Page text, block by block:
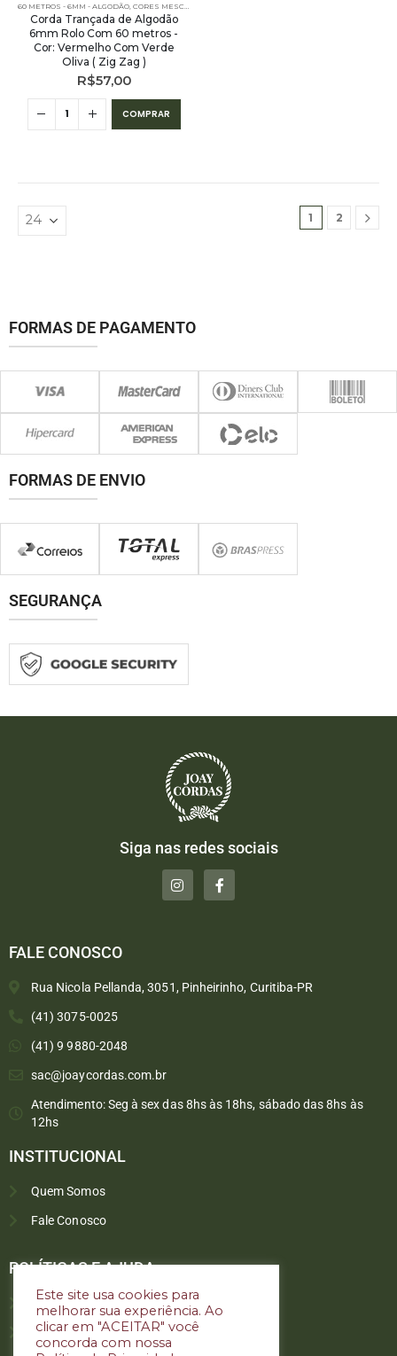
60 METROS - 6MM - ALGODÃO CORES MESCLADAS - 60 METROS - 6MM - ALGODÃO
Corda Trançada de Algodão
6mm Rolo Com 60 metros -
Cor: Vermelho Com Verde
Oliva ( Zig Zag )
R$57,00
COMPRAR
1 2
FORMAS DE PAGAMENTO
FORMAS DE ENVIO
SEGURANÇA
Siga nas redes sociais
FALE CONOSCO
Rua Nicola Pellanda, 3051, Pinheirinho, Curitiba-PR
(41) 3075-0025
(41) 9 9880-2048
sac@joaycordas.com.br
Atendimento: Seg à sex das 8hs às 18hs, sábado das 8hs às
12hs
INSTITUCIONAL
Quem Somos
Fale Conosco
POLÍTICAS E AJUDA
Política de troca e devoluções
Política de privacidade
Este site usa cookies para
melhorar sua experiência. Ao
clicar em "ACEITAR" você
concorda com nossa
Atendimento